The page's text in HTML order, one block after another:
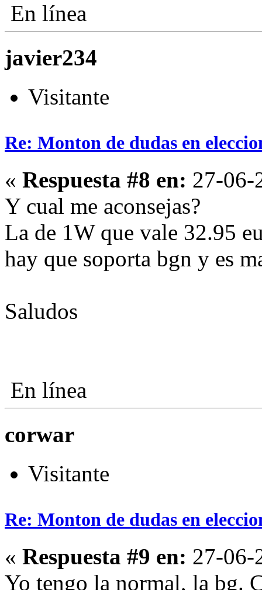
En línea
javier234
Visitante
Re: Monton de dudas en
« Respuesta #8 en: 27-06-
Y cual me aconsejas?
La de 1W que vale 32.95
hay que soporta bgn y es
Saludos
En línea
corwar
Visitante
Re: Monton de dudas en
« Respuesta #9 en: 27-06-
Yo tengo la normal, la bg.